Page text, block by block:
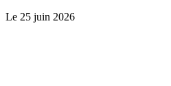
Le 25 juin 2026